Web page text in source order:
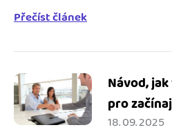
Přečíst článek
Návod,
pro
18. 09. 2025